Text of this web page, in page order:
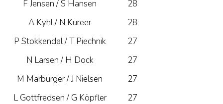
F Jensen / S Hansen
28
A Kyhl / N Kureer
28
P Stokkendal / T Piechnik
27
N Larsen / H Dock
27
M Marburger / J Nielsen
27
L Gottfredsen / G Köpfler
27